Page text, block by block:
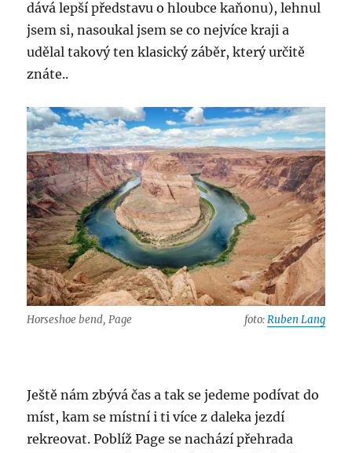
dává lepší představu o hloubce kaňonu), lehnul
jsem si, nasoukal jsem se co nejvíce kraji a
udělal takový ten klasický záběr, který určitě
znáte..
Horseshoe bend, Page foto:Ruben Lang
Ještě nám zbývá čas a tak se jedeme podívat do
míst, kam se místní i ti více z daleka jezdí
rekreovat. Poblíž Page se nachází přehrada